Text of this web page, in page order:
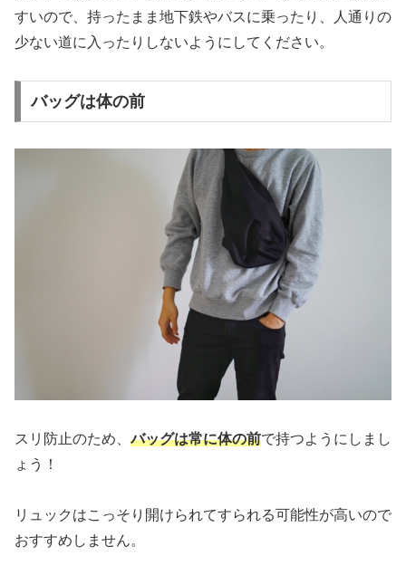
すいので、持ったまま地下鉄やバスに乗ったり、人通りの
少ない道に入ったりしないようにしてください。
バッグは体の前
スリ防止のため、バッグは常に体の前で持つようにしまし
ょう！
リュックはこっそり開けられてすられる可能性が高いので
おすすめしません。